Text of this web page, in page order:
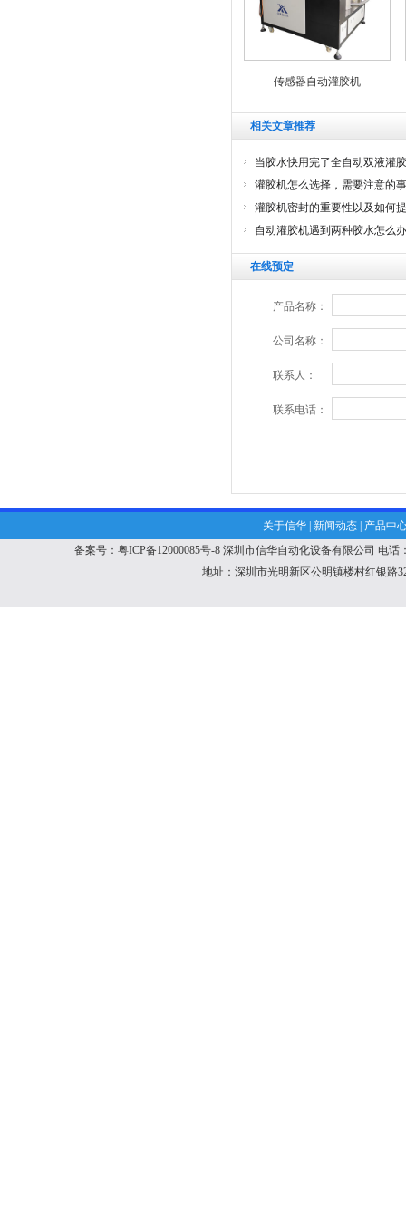
传感器自动灌胶机
相关文章推荐
当胶水快用完了全自动双液灌
灌胶机怎么选择，需要注意的
灌胶机密封的重要性以及如何
自动灌胶机遇到两种胶水怎么
在线预定
产品名称：
公司名称：
联系人：
联系电话：
关于信华| 新闻动态|
产品中
备案号：粤ICP备12000085号-8 深圳市信华自动化设备有限公司 电话
地址：深圳市光明新区公明镇楼村红银路